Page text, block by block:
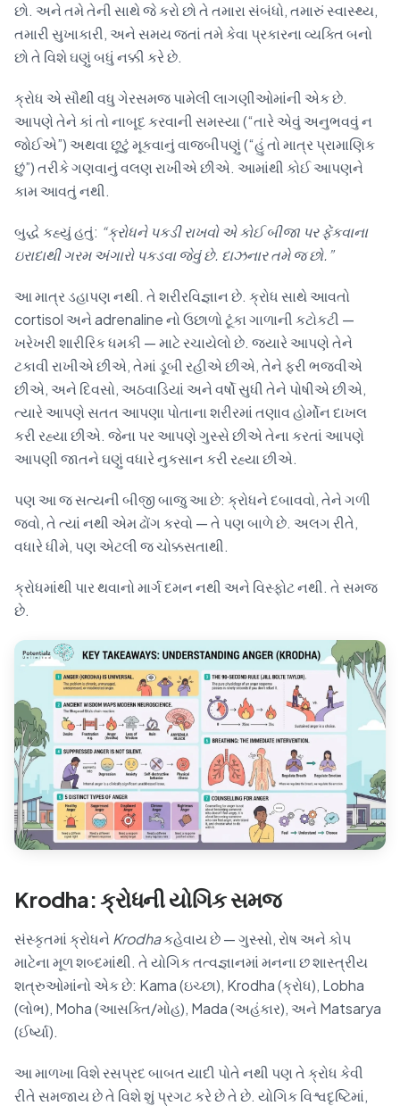
છો. અને તમે તેની સાથે જે કરો છો તે તમારા સંબંધો, તમારું સ્વાસ્થ્ય,
તમારી સુખાકારી, અને સમય જતાં તમે કેવા પ્રકારના વ્યક્તિ બનો
છો તે વિશે ઘણું બધું નક્કી કરે છે.
ક્રોધ એ સૌથી વધુ ગેરસમજ પામેલી લાગણીઓમાંની એક છે.
આપણે તેને કાં તો નાબૂદ કરવાની સમસ્યા (“તારે એવું અનુભવવું ન
જોઈએ”) અથવા છૂટું મૂકવાનું વાજબીપણું (“હું તો માત્ર પ્રામાણિક
છું”) તરીકે ગણવાનું વલણ રાખીએ છીએ. આમાંથી કોઈ આપણને
કામ આવતું નથી.
બુદ્ધે કહ્યું હતું: “ક્રોધને પકડી રાખવો એ કોઈ બીજા પર ફેંકવાના
ઇરાદાથી ગરમ અંગારો પકડવા જેવું છે. દાઝનાર તમે જ છો.”
આ માત્ર ડહાપણ નથી. તે શરીરવિજ્ઞાન છે. ક્રોધ સાથે આવતો
cortisol અને adrenaline નો ઉછાળો ટૂંકા ગાળાની કટોકટી —
ખરેખરી શારીરિક ધમકી — માટે રચાયેલો છે. જ્યારે આપણે તેને
ટકાવી રાખીએ છીએ, તેમાં ડૂબી રહીએ છીએ, તેને ફરી ભજવીએ
છીએ, અને દિવસો, અઠવાડિયાં અને વર્ષો સુધી તેને પોષીએ છીએ,
ત્યારે આપણે સતત આપણા પોતાના શરીરમાં તણાવ હોર્મોન દાખલ
કરી રહ્યા છીએ. જેના પર આપણે ગુસ્સે છીએ તેના કરતાં આપણે
આપણી જાતને ઘણું વધારે નુકસાન કરી રહ્યા છીએ.
પણ આ જ સત્યની બીજી બાજુ આ છે: ક્રોધને દબાવવો, તેને ગળી
જવો, તે ત્યાં નથી એમ ઢોંગ કરવો — તે પણ બાળે છે. અલગ રીતે,
વધારે ધીમે, પણ એટલી જ ચોક્કસતાથી.
ક્રોધમાંથી પાર થવાનો માર્ગ દમન નથી અને વિસ્ફોટ નથી. તે સમજ
છે.
Krodha: ક્રોધની યોગિક સમજ
સંસ્કૃતમાં ક્રોધને Krodhaકહેવાય છે — ગુસ્સો, રોષ અને કોપ
માટેના મૂળ શબ્દમાંથી. તે યોગિક તત્વજ્ઞાનમાં મનના છ શાસ્ત્રીય
શત્રુઓમાંનો એક છે: Kama (ઇચ્છા), Krodha (ક્રોધ), Lobha
(લોભ), Moha (આસક્તિ/મોહ), Mada (અહંકાર), અને Matsarya
(ઈર્ષ્યા).
આ માળખા વિશે રસપ્રદ બાબત યાદી પોતે નથી પણ તે ક્રોધ કેવી
રીતે સમજાય છે તે વિશે શું પ્રગટ કરે છે તે છે. યોગિક વિશ્વદૃષ્ટિમાં,